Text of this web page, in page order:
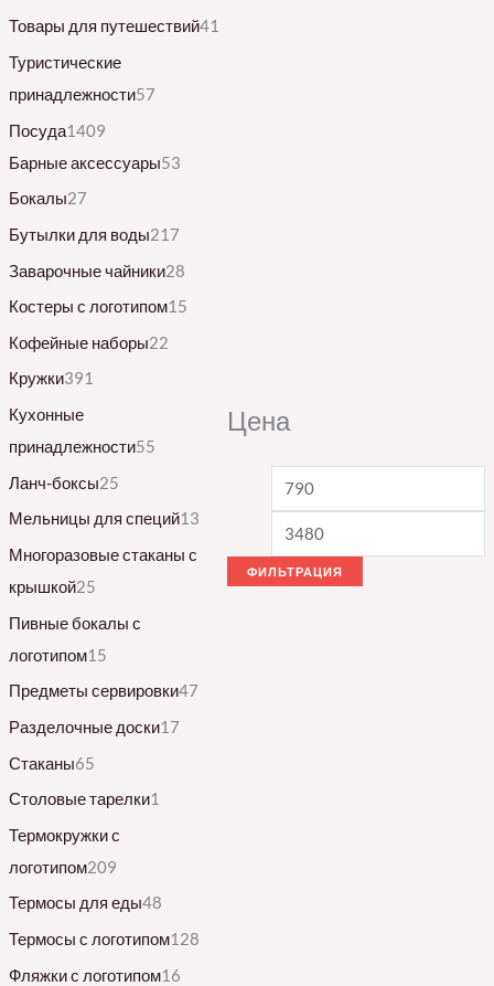
Товары для путешествий41
Туристические
принадлежности57
Посуда1409
Барные аксессуары53
Бокалы27
Бутылки для воды217
Заварочные чайники28
Костеры с логотипом15
Кофейные наборы22
Кружки391
Кухонные
принадлежности55
Ланч-боксы25
Мельницы для специй13
Многоразовые стаканы с
крышкой25
Пивные бокалы с
логотипом15
Предметы сервировки47
Разделочные доски17
Стаканы65
Столовые тарелки1
Термокружки с
логотипом209
Термосы для еды48
Термосы с логотипом128
Фляжки с логотипом16
Цена
ФИЛЬТРАЦИЯ